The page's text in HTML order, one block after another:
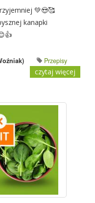
💚😍🥰
kanapki
Przepisy
czytaj więcej